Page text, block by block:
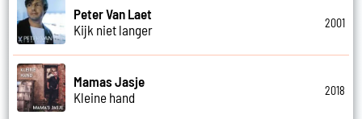
Peter Van Laet
Kijk niet langer
2001
Mamas Jasje
Kleine hand
2018